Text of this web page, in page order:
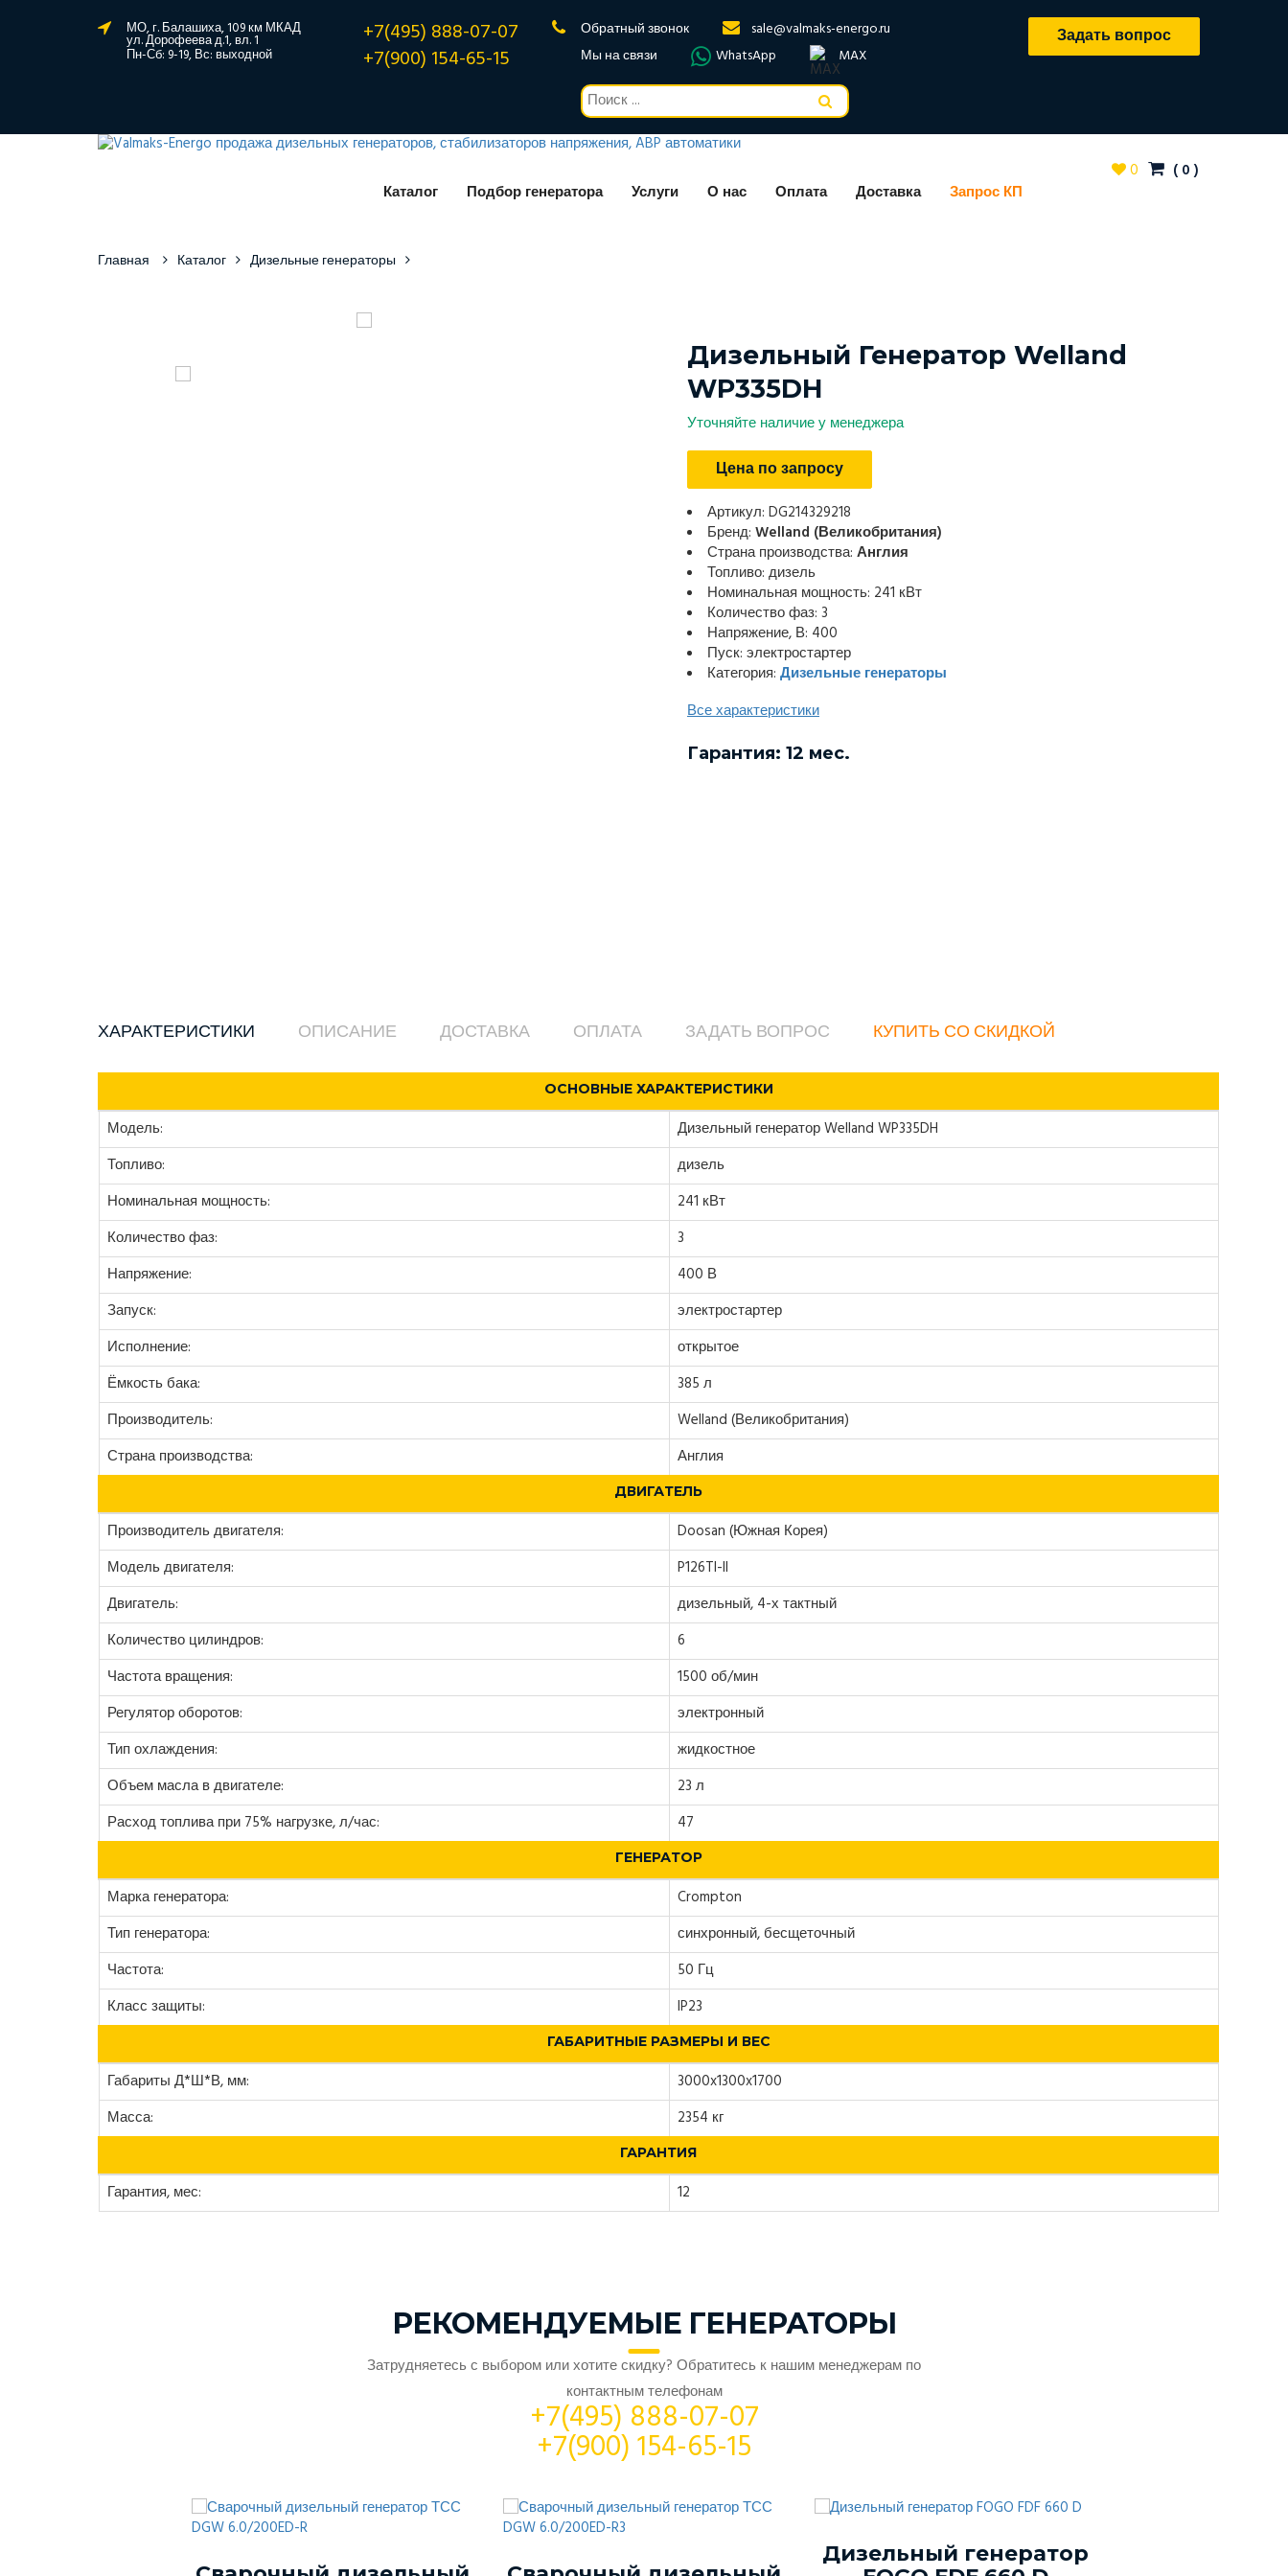
МО, г. Балашиха, 109 км МКАД
ул. Дорофеева д.1, вл. 1
Пн-Сб: 9-19, Вс: выходной
+7(495) 888-07-07
+7(900) 154-65-15
Обратный звонок
sale@valmaks-energo.ru
Мы на связи
WhatsApp MAX
Задать вопрос
Каталог Подбор генератора Услуги О нас Оплата Доставка Запрос КП
0 ( 0)
Главная Каталог Дизельные генераторы
Дизельный Генератор Welland
WP335DH
Уточняйте наличие у менеджера
Цена по запросу
Артикул: DG214329218
Бренд: Welland (Великобритания)
Страна производства: Англия
Топливо: дизель
Номинальная мощность: 241 кВт
Количество фаз: 3
Напряжение, В: 400
Пуск: электростартер
Категория: Дизельные генераторы
Все характеристики
Гарантия: 12 мес.
ХАРАКТЕРИСТИКИ ОПИСАНИЕ ДОСТАВКА ОПЛАТА ЗАДАТЬ ВОПРОС КУПИТЬ СО СКИДКОЙ
ОСНОВНЫЕ ХАРАКТЕРИСТИКИ
Модель:
Дизельный генератор Welland WP335DH
Топливо:
дизель
Номинальная мощность:
241 кВт
Количество фаз:
3
Напряжение:
400 В
Запуск:
электростартер
Исполнение:
открытое
Ёмкость бака:
385 л
Производитель:
Welland (Великобритания)
Страна производства:
Англия
ДВИГАТЕЛЬ
Производитель двигателя:
Doosan (Южная Корея)
Модель двигателя:
P126TI-II
Двигатель:
дизельный, 4-х тактный
Количество цилиндров:
6
Частота вращения:
1500 об/мин
Регулятор оборотов:
электронный
Тип охлаждения:
жидкостное
Объем масла в двигателе:
23 л
Расход топлива при 75% нагрузке, л/час:
47
ГЕНЕРАТОР
Марка генератора:
Crompton
Тип генератора:
синхронный, бесщеточный
Частота:
50 Гц
Класс защиты:
IP23
ГАБАРИТНЫЕ РАЗМЕРЫ И ВЕС
Габариты Д*Ш*В, мм:
3000x1300x1700
Масса:
2354 кг
ГАРАНТИЯ
Гарантия, мес: 12
РЕКОМЕНДУЕМЫЕ ГЕНЕРАТОРЫ
Затрудняетесь с выбором или хотите скидку? Обратитесь к нашим менеджерам по
контактным телефонам
+7(495) 888-07-07
+7(900) 154-65-15
Дизельный генератор